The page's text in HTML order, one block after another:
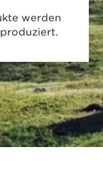
werden